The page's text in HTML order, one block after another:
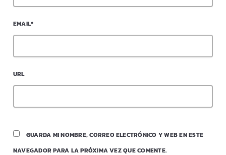
EMAIL*
URL
GUARDA MI NOMBRE, CORREO ELECTRÓNICO Y WEB EN ESTE
NAVEGADOR PARA LA PRÓXIMA VEZ QUE COMENTE.